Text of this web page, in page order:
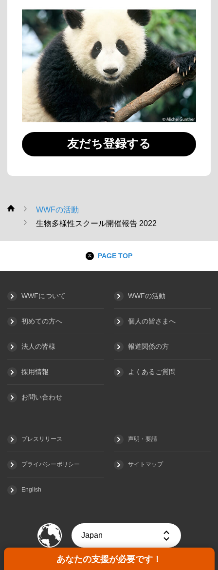
あなたの支援が必要です！
友だち登録する
WWF
WWFの活動
生物多様性スクール開催報告 2022
PAGE TOP
WWFについて WWFの活動
初めての方へ 個人の皆さまへ
法人の皆様 報道関係の方
採用情報 よくあるご質問
お問い合わせ
プレスリリース 声明・要請
プライバシーポリシー サイトマップ
English